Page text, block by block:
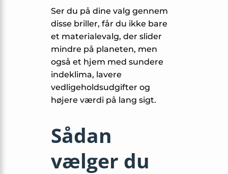
Ser du på dine valg gennem
disse briller, får du ikke bare
et materialevalg, der slider
mindre på planeten, men
også et hjem med sundere
indeklima, lavere
vedligeholdsudgifter og
højere værdi på lang sigt.
Sådan
vælger du